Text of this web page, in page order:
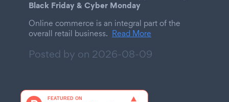
Black Friday & Cyber Monday
Online commerce is an integral part of the
overall retail business. Read More
Posted by on 2026-08-09